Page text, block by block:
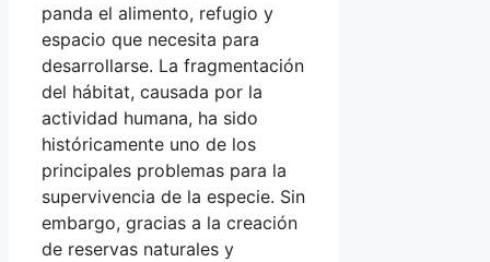
panda el alimento, refugio y
espacio que necesita para
desarrollarse. La fragmentación
del hábitat, causada por la
actividad humana, ha sido
históricamente uno de los
principales problemas para la
supervivencia de la especie. Sin
embargo, gracias a la creación
de reservas naturales y